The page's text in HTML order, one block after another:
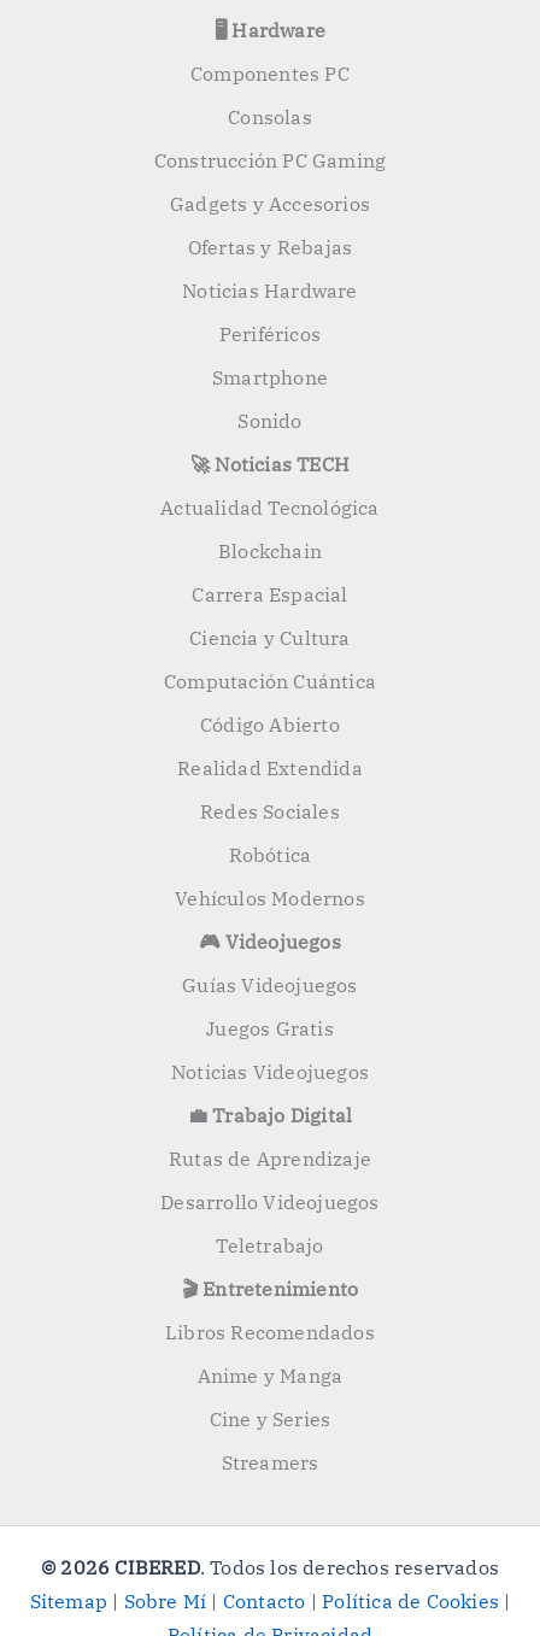
🖥️ Hardware
Componentes PC
Consolas
Construcción PC Gaming
Gadgets y Accesorios
Ofertas y Rebajas
Noticias Hardware
Periféricos
Smartphone
Sonido
🚀 Noticias TECH
Actualidad Tecnológica
Blockchain
Carrera Espacial
Ciencia y Cultura
Computación Cuántica
Código Abierto
Realidad Extendida
Redes Sociales
Robótica
Vehículos Modernos
🎮 Videojuegos
Guías Videojuegos
Juegos Gratis
Noticias Videojuegos
💼 Trabajo Digital
Rutas de Aprendizaje
Desarrollo Videojuegos
Teletrabajo
🎬 Entretenimiento
Libros Recomendados
Anime y Manga
Cine y Series
Streamers
© 2026 CIBERED. Todos los derechos reservados
Sitemap | Sobre Mí | Contacto |Política de Cookies |